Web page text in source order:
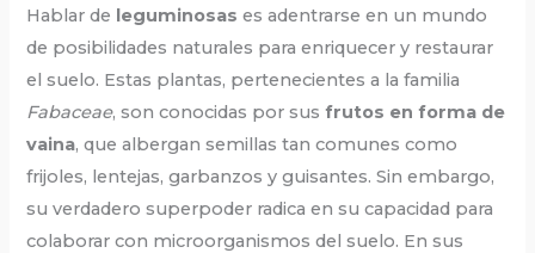
Hablar de leguminosas es adentrarse en un mundo
de posibilidades naturales para enriquecer y restaurar
el suelo. Estas plantas, pertenecientes a la familia
Fabaceae, son conocidas por susfrutos en forma de
vaina, que albergan semillas tan comunes como
frijoles, lentejas, garbanzos y guisantes. Sin embargo,
su verdadero superpoder radica en su capacidad para
colaborar con microorganismos del suelo. En sus